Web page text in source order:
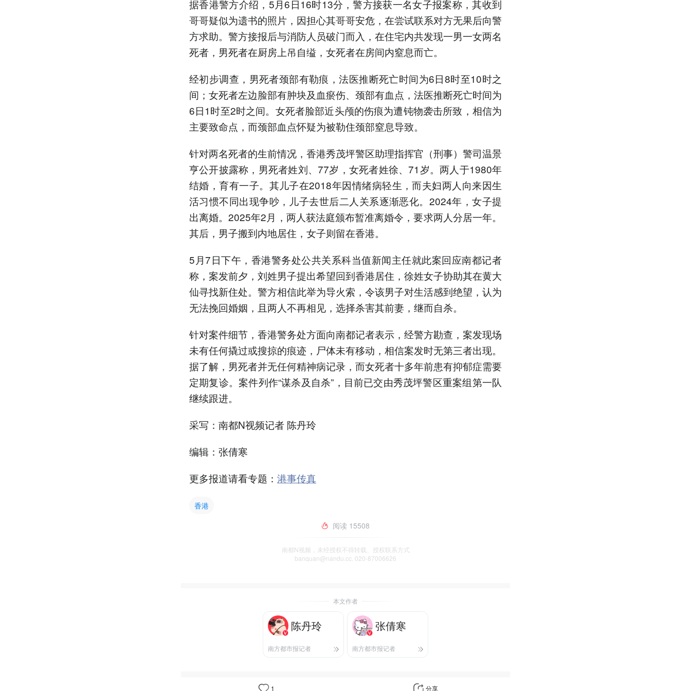
据香港警方介绍，5月6日16时13分，警方接获一名女子报案称，其收到
哥哥疑似为遗书的照片，因担心其哥哥安危，在尝试联系对方无果后向警
方求助。警方接报后与消防人员破门而入，在住宅内共发现一男一女两名
死者，男死者在厨房上吊自缢，女死者在房间内窒息而亡。
经初步调查，男死者颈部有勒痕，法医推断死亡时间为6日8时至10时之
间；女死者左边脸部有肿块及血瘀伤、颈部有血点，法医推断死亡时间为
6日1时至2时之间。女死者脸部近头颅的伤痕为遭钝物袭击所致，相信为
主要致命点，而颈部血点怀疑为被勒住颈部窒息导致。
针对两名死者的生前情况，香港秀茂坪警区助理指挥官（刑事）警司温景
亨公开披露称，男死者姓刘、77岁，女死者姓徐、71岁。两人于1980年
结婚，育有一子。其儿子在2018年因情绪病轻生，而夫妇两人向来因生
活习惯不同出现争吵，儿子去世后二人关系逐渐恶化。2024年，女子提
出离婚。2025年2月，两人获法庭颁布暂准离婚令，要求两人分居一年。
其后，男子搬到内地居住，女子则留在香港。
5月7日下午，香港警务处公共关系科当值新闻主任就此案回应南都记者
称，案发前夕，刘姓男子提出希望回到香港居住，徐姓女子协助其在黄大
仙寻找新住处。警方相信此举为导火索，令该男子对生活感到绝望，认为
无法挽回婚姻，且两人不再相见，选择杀害其前妻，继而自杀。
针对案件细节，香港警务处方面向南都记者表示，经警方勘查，案发现场
未有任何撬过或搜掠的痕迹，尸体未有移动，相信案发时无第三者出现。
据了解，男死者并无任何精神病记录，而女死者十多年前患有抑郁症需要
定期复诊。案件列作“谋杀及自杀”，目前已交由秀茂坪警区重案组第一队
继续跟进。
采写：南都N视频记者 陈丹玲
编辑：张倩寒
更多报道请看专题： 港事传真
香港
阅读 15508
南都N视频，未经授权不得转载、授权联系方式
banquan@nandu.cc. 020-87006626
本文作者
陈丹玲
南方都市报记者
张倩寒
南方都市报记者
1 分享